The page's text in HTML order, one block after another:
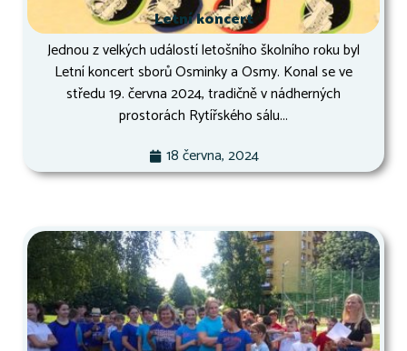
Letní koncert
Jednou z velkých událostí letošního školního roku byl
Letní koncert sborů Osminky a Osmy. Konal se ve
středu 19. června 2024, tradičně v nádherných
prostorách Rytířského sálu...
18 června, 2024